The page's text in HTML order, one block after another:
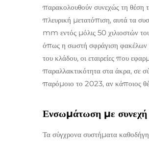
παρακολουθούν συνεχώς τη θέση
πλευρική μετατόπιση, αυτά τα
mm εντός μόλις 50 χιλιοστών του
όπως η σωστή σφράγιση φακέλων
του κλάδου, οι εταιρείες που
παραλλακτικότητα στα άκρα, σε
παρόμοιο το 2023, αν κάποιος
Ενσωμάτωση με συνεχή
Τα σύγχρονα συστήματα